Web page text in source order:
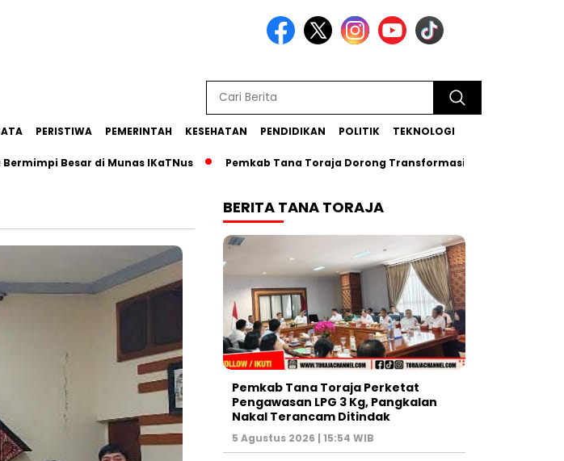
PERISTIWA PEMERINTAH KESEHATAN PENDIDIKAN POLITIK TEKNOLOGI
di Munas IKaTNus Pemkab Tana Toraja Dorong Transformasi Posyandu Era Baru
BERITA TANA TORAJA
Pemkab Tana Toraja Perketat
Pengawasan LPG 3 Kg, Pangkalan
Nakal Terancam Ditindak
5 Agustus 2026 | 15:54 WIB